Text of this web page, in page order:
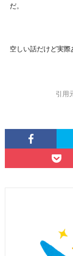
だ。
空しい話だけど実
引用